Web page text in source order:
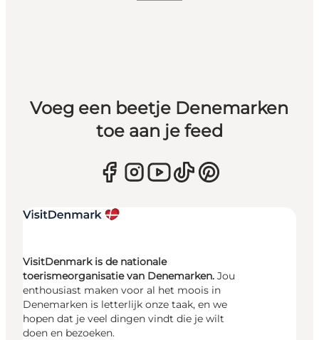
Voeg een beetje Denemarken
toe aan je feed
VisitDenmark is de nationale
toerismeorganisatie van Denemarken. Jou
enthousiast maken voor al het moois in
Denemarken is letterlijk onze taak, en we
hopen dat je veel dingen vindt die je wilt
doen en bezoeken.